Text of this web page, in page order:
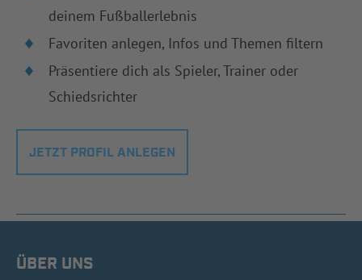
deinem Fußballerlebnis
Favoriten anlegen, Infos und Themen filtern
Präsentiere dich als Spieler, Trainer oder
Schiedsrichter
JETZT PROFIL ANLEGEN
ÜBER UNS